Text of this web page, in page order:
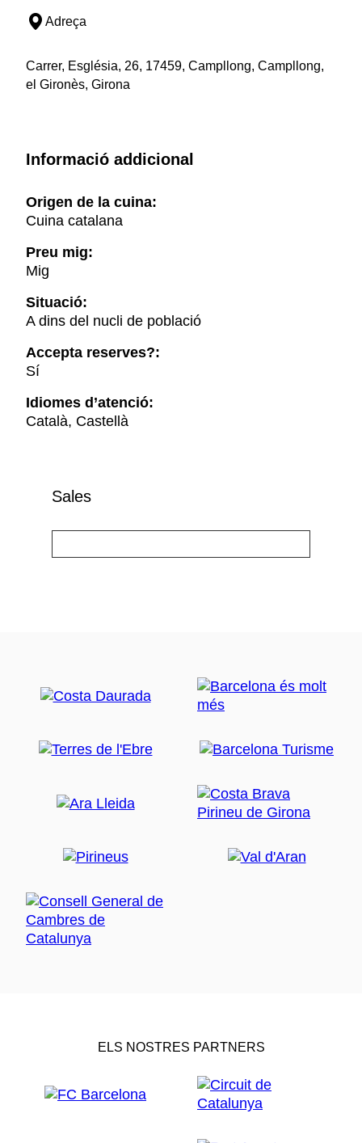
Adreça
Carrer, Església, 26, 17459, Campllong, Campllong,
el Gironès, Girona
Informació addicional
Origen de la cuina:
Cuina catalana
Preu mig:
Mig
Situació:
A dins del nucli de població
Accepta reserves?:
Sí
Idiomes d’atenció:
Català, Castellà
Sales
ELS NOSTRES PARTNERS